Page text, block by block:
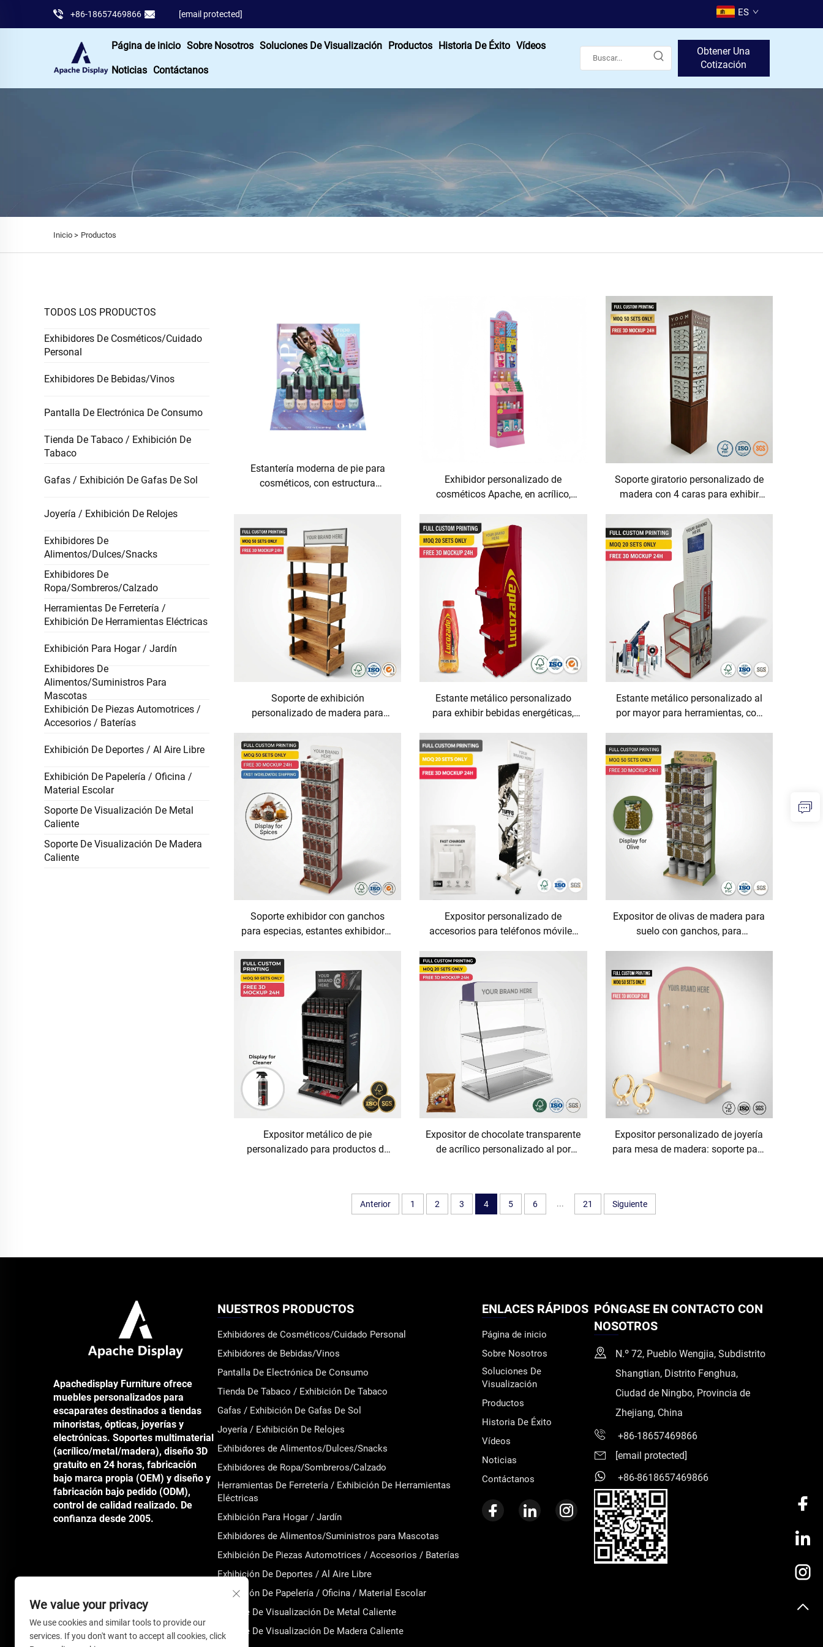
+86-18657469866 [email protected] ES
Página de inicio Sobre Nosotros Soluciones De Visualización Productos Historia De Éxito Vídeos
Noticias Contáctanos
Obtener Una
Cotización
Inicio > Productos
TODOS LOS PRODUCTOS
Exhibidores De Cosméticos/Cuidado
Personal
Exhibidores De Bebidas/Vinos
Pantalla De Electrónica De Consumo
Tienda De Tabaco / Exhibición De
Tabaco
Gafas / Exhibición De Gafas De Sol
Joyería / Exhibición De Relojes
Exhibidores De
Alimentos/Dulces/Snacks
Exhibidores De
Ropa/Sombreros/Calzado
Herramientas De Ferretería /
Exhibición De Herramientas Eléctricas
Exhibición Para Hogar / Jardín
Exhibidores De
Alimentos/Suministros Para
Mascotas
Exhibición De Piezas Automotrices /
Accesorios / Baterías
Exhibición De Deportes / Al Aire Libre
Exhibición De Papelería / Oficina /
Material Escolar
Soporte De Visualización De Metal
Caliente
Soporte De Visualización De Madera
Caliente
Estantería moderna de pie para
cosméticos, con estructura
aceites, en salones de belleza,
tiendas minoristas y
supermercados.
Exhibidor personalizado de
cosméticos Apache, en acrílico,
para perfumes, máscaras de
pestañas, lápices labiales y
maquillaje; soporte de cartón para
exhibición de pie.
Soporte giratorio personalizado de
madera con 4 caras para exhibir
accesorios para ópticas, ideal para
tiendas minoristas
Soporte de exhibición
personalizado de madera para
soportes de madera para exhibición
minorista destinados al marketing
de marca, ideales como estantes
para jabones y vino
Estante metálico personalizado
para exhibir bebidas energéticas,
merchandising en puntos de venta
(POS) de bienes de consumo rápido
(FMCG), estación organizadora de
bebidas para comercio minorista
con función 'Power Wing'
Estante metálico personalizado al
por mayor para herramientas, con
herramientas eléctricas en
ferreterías, fijación
Soporte exhibidor con ganchos
para especias, estantes exhibidores
exhibidores minoristas para
marketing de marca en tiendas de
cocina y supermercados
Expositor personalizado de
accesorios para teléfonos móviles
cables USB y cargadores,
equipamiento comercial para
tiendas, estante tipo góndola para
gadgets, expositor POS
Expositor de olivas de madera para
suelo con ganchos, para
tiendas de alimentos, dulces y
aperitivos
Expositor metálico de pie
personalizado para productos de
supermercados y tiendas
especializadas en productos en
Expositor de chocolate transparente
de acrílico personalizado al por
farmacia
Expositor personalizado de joyería
para mesa de madera: soporte para
para joyería; ideal para mostradores
comerciales, venta al por mayor y al
Anterior 1 2 3 4 5 6 ... 21 Siguiente
Apachedisplay Furniture ofrece
muebles personalizados para
escaparates destinados a tiendas
minoristas, ópticas, joyerías y
electrónicas. Soportes multimaterial
(acrílico/metal/madera), diseño 3D
gratuito en 24 horas, fabricación
bajo marca propia (OEM) y diseño y
fabricación bajo pedido (ODM),
control de calidad realizado. De
confianza desde 2005.
NUESTROS PRODUCTOS
Exhibidores de Cosméticos/Cuidado Personal
Exhibidores de Bebidas/Vinos
Pantalla De Electrónica De Consumo
Tienda De Tabaco / Exhibición De Tabaco
Gafas / Exhibición De Gafas De Sol
Joyería / Exhibición De Relojes
Exhibidores de Alimentos/Dulces/Snacks
Exhibidores de Ropa/Sombreros/Calzado
Herramientas De Ferretería / Exhibición De Herramientas
Eléctricas
Exhibición Para Hogar / Jardín
Exhibidores de Alimentos/Suministros para Mascotas
Exhibición De Piezas Automotrices / Accesorios / Baterías
Exhibición De Deportes / Al Aire Libre
Exhibición De Papelería / Oficina / Material Escolar
Soporte De Visualización De Metal Caliente
Soporte De Visualización De Madera Caliente
ENLACES RÁPIDOS
Página de inicio
Sobre Nosotros
Soluciones De
Visualización
Productos
Historia De Éxito
Vídeos
Noticias
Contáctanos
PÓNGASE EN CONTACTO CON
NOSOTROS
N.º 72, Pueblo Wengjia, Subdistrito
Shangtian, Distrito Fenghua,
Ciudad de Ningbo, Provincia de
Zhejiang, China
+86-18657469866
[email protected]
+86-8618657469866
We value your privacy
We use cookies and similar tools to provide our
services. If you don't want to accept all cookies, click